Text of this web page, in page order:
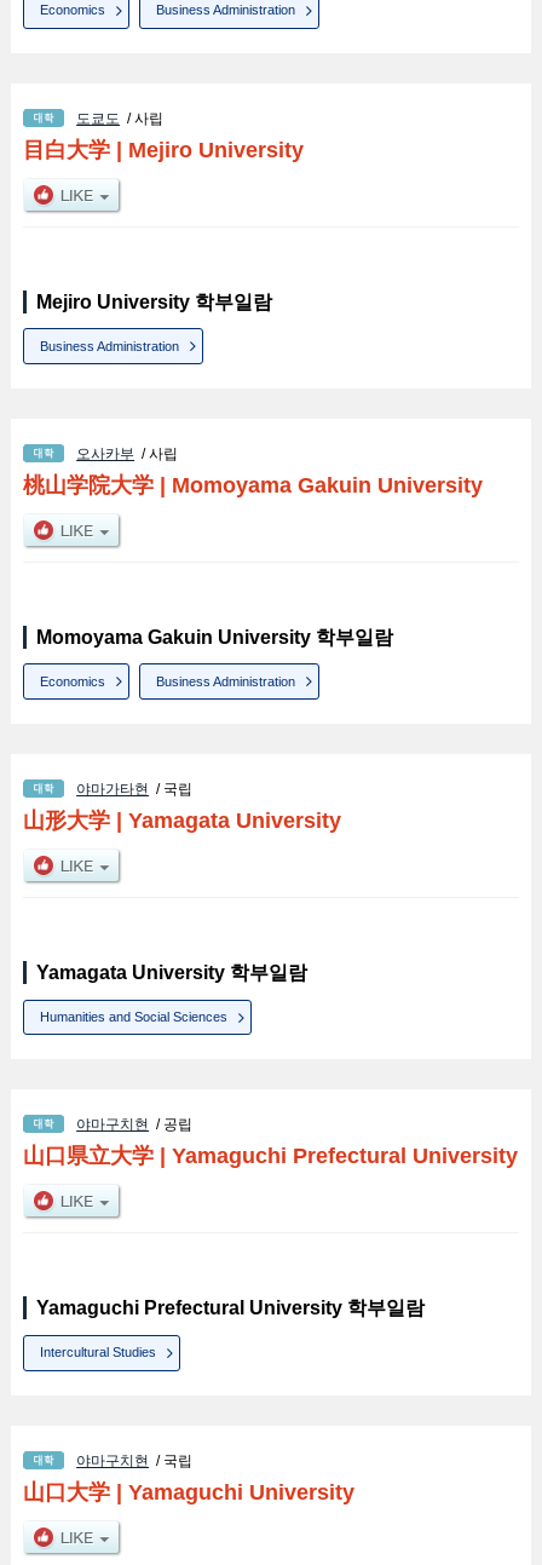
Economics Business Administration
도쿄도 / 사립
目白大学| Mejiro University
Mejiro University 학부일람
Business Administration
오사카부 / 사립
桃山学院大学| Momoyama Gakuin University
Momoyama Gakuin University 학부일람
Economics Business Administration
야마가타현 / 국립
山形大学| Yamagata University
Yamagata University 학부일람
Humanities and Social Sciences
야마구치현 / 공립
山口県立大学| Yamaguchi Prefectural University
Yamaguchi Prefectural University 학부일람
Intercultural Studies
야마구치현 / 국립
山口大学| Yamaguchi University